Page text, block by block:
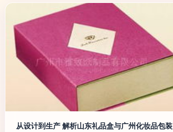
从设计到生产 解析山东礼品盒与广州化妆品包装